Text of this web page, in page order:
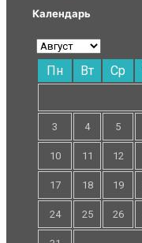
Календарь
Пн Вт Ср
3 4 5
10 11 12
17 18 19
24 25 26